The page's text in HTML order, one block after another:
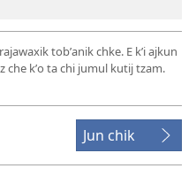
tobʼanik chke. E kʼi ajkun
che kʼo ta chi jumul kutij tzam.
Jun chik